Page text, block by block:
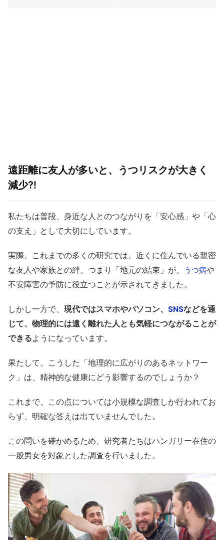
遠距離に友人が多いと、うつリスクが大きく
減少⁈
私たちは普段、身近な人とのつながりを「安心感」や「心
の支え」として大切にしています。
実際、これまでの多くの研究では、近くに住んでいる親密
な友人や家族との絆、つまり「地元の結束」が、
うつ病や
不安障害の予防に役立つことが示されてきました。
しかし一方で、 現代ではスマホやパソコン、 SNSなどを通
じて、物理的には遠く離れた人とも気軽につながることが
できるようになっています。
果たして、こうした「地理的に広がりのあるネットワー
ク」は、精神的な健康にどう影響するのでしょうか？
これまで、この点については小規模な調査しか行われてお
らず、明確な答えは出ていませんでした。
この問いを確かめるため、研究者たちはハンガリー在住の
一般男女を対象とした調査を行いました。